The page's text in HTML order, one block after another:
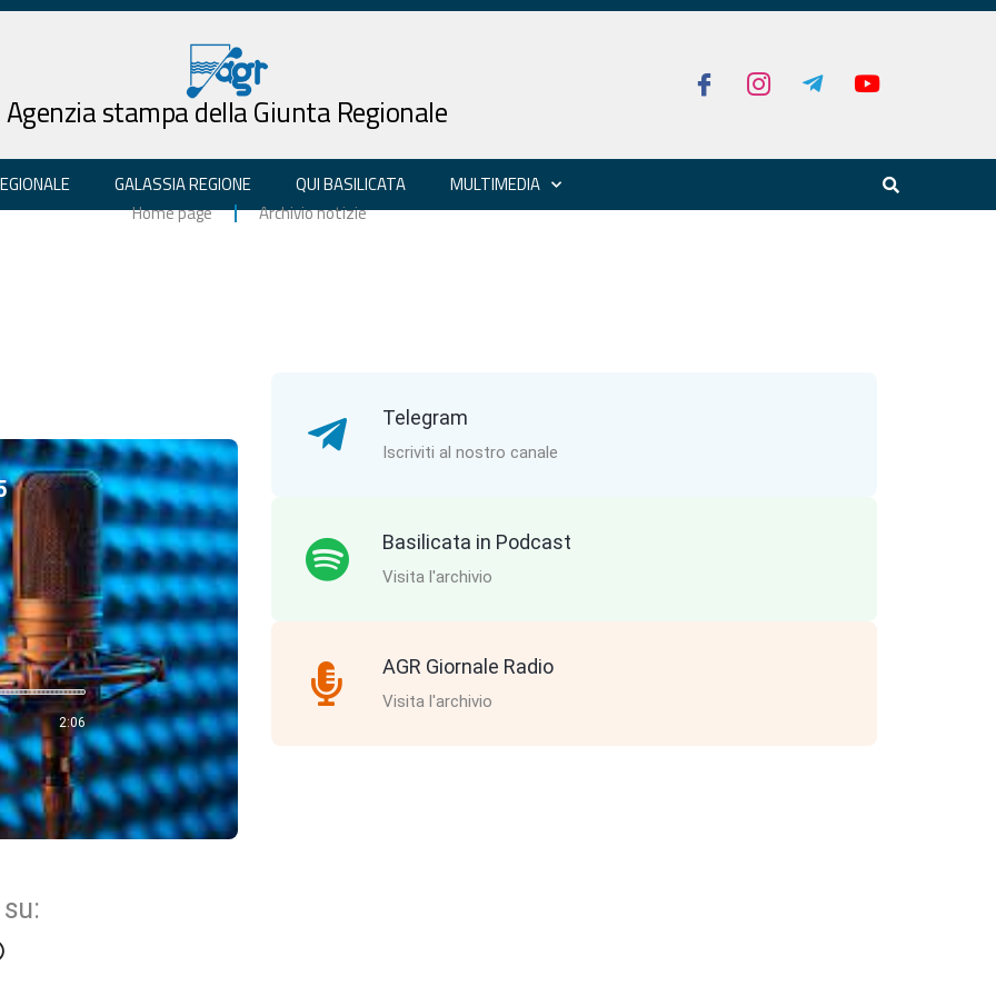
Agenzia stampa della Giunta Regionale
GALASSIA REGIONE QUI BASILICATA
MULTIMEDIA
Home page
Archivio notizie
2:06
Telegram
Iscriviti al nostro canale
Basilicata in Podcast
Visita l'archivio
AGR Giornale Radio
Visita l'archivio